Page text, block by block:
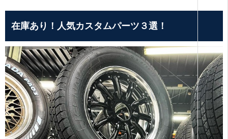
在庫あり！人気カスタムパーツ３選！